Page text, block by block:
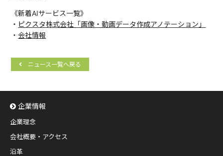
《新着AIサービス一覧》
・ ピクスタ株式会社「画像・動画データ作成アノテーション」
・ 会社情報
ニュース一覧へ戻る
企業情報
企業理念
会社概要・アクセス
沿革